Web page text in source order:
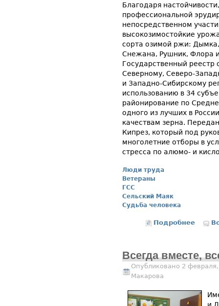
Благодаря
профессиональной
непосредственном
высокозимостойкие
сорта озимой ржи:
Снежана, Рушник, Флора
Государственный
Северному, Северо-
и Западно-Сибирскому
использованию в 34
районирование по
одного из лучших в
качествам зерна.
Кипрез, который под
многолетние отборы в
стресса по алюмо- и
Люди труда
Ветераны
ГСС
Сельский Маяк
Судьба человека
Подробнее о
Всегда вместе,
Опубликовано 2
Макарова